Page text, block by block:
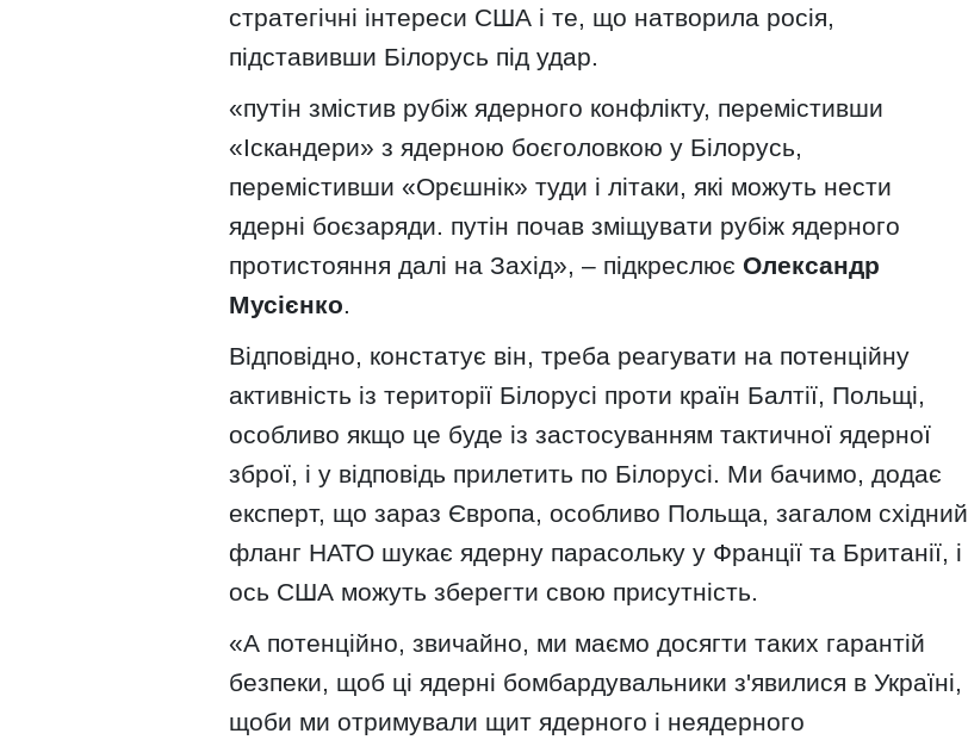
стратегічні інтереси США і те, що натворила росія,
підставивши Білорусь під удар.
«путін змістив рубіж ядерного конфлікту, перемістивши
«Іскандери» з ядерною боєголовкою у Білорусь,
перемістивши «Орєшнік» туди і літаки, які можуть нести
ядерні боєзаряди. путін почав зміщувати рубіж ядерного
протистояння далі на Захід», – підкреслює Олександр
Мусієнко.
Відповідно, констатує він, треба реагувати на потенційну
активність із території Білорусі проти країн Балтії, Польщі,
особливо якщо це буде із застосуванням тактичної ядерної
зброї, і у відповідь прилетить по Білорусі. Ми бачимо, додає
експерт, що зараз Європа, особливо Польща, загалом східний
фланг НАТО шукає ядерну парасольку у Франції та Британії, і
ось США можуть зберегти свою присутність.
«А потенційно, звичайно, ми маємо досягти таких гарантій
безпеки, щоб ці ядерні бомбардувальники з'явилися в Україні,
щоби ми отримували щит ядерного і неядерного